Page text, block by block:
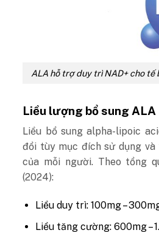
ALA hỗ trợ duy trì NAD+ cho tế
Liều lượng bổ sung ALA
Liều bổ sung alpha-lipoic
đổi tùy mục đích sử dụng
của mỗi người. Theo tổng
(2024):
Liều duy trì: 100mg –
Liều tăng cường: 600mg –